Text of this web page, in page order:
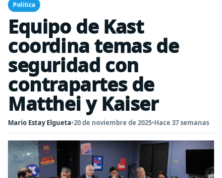
Política
Equipo de Kast
coordina temas de
seguridad con
contrapartes de
Matthei y Kaiser
Mario Estay Elgueta•20 de noviembre de 2025•Hace 37 semanas